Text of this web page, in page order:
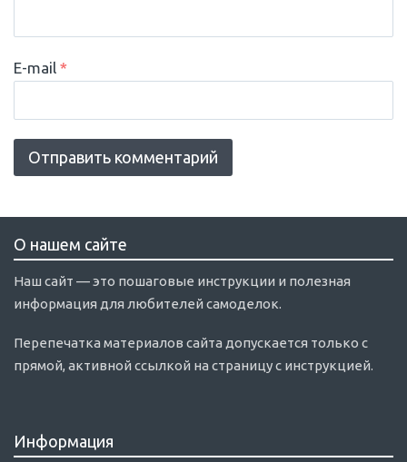
E-mail *
О нашем сайте
Наш сайт — это пошаговые инструкции и полезная
информация для любителей самоделок.
Перепечатка материалов сайта допускается только с
прямой, активной ссылкой на страницу с инструкцией.
Информация